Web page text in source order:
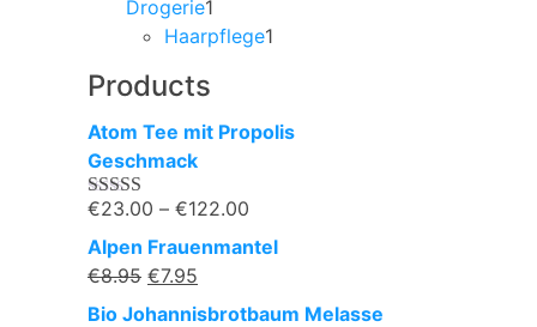
Drogerie1
ürün
Haarpflege1
Products
Atom Tee mit Propolis
Geschmack
5
4.25oy
aldı
€23.00 – €122.00
Alpen Frauenmantel
€8.95 €7.95
Bio Johannisbrotbaum Melasse